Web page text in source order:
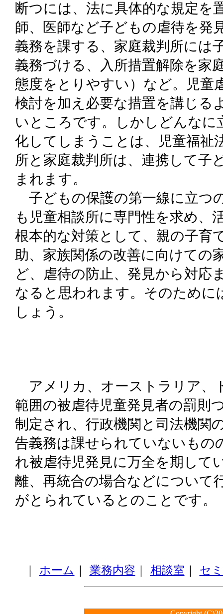
断つには、法に具体的な規定を
師、医師など子どもの虐待を発
義務を課する、家庭裁判所には
義務づける、入所措置解除を家
態度をとりやすい）など。児童
検討を加え必要な措置を講じる
いところです。しかしどんな
化してしまうことは、児童福祉
所と家庭裁判所は、連携して子
まれます。
子どもの保護の第一線に立つ
も児童相談所に専門性を求め、
根本的な対策として、親の子育
助、家族関係の改善に向けての
ど、虐待の防止、発見から対応
なると思われます。そのために
しょう。
アメリカ、オーストラリア、
範囲の被虐待児童発見者の罰則
制定され、行政機関と司法機関
告義務は課せられていないもの
れ被虐待児発見に万全を期して
離、再統合の場合などについて
がとられているとのことです。
ホーム 業務内容 相談室 セ